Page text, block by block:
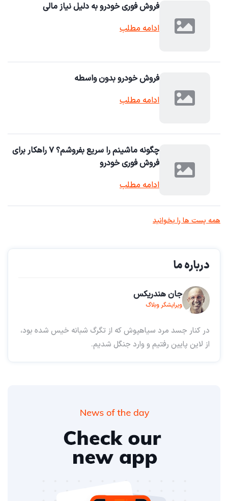
فروش فوری خودرو به دلیل نیاز مالی
ادامه مطلب
فروش خودرو بدون واسطه
ادامه مطلب
چگونه ماشینم را سریع بفروشم؟ ۷ راهکار برای
فروش فوری خودرو
ادامه مطلب
همه پست ها را بخوانید
درباره ما
جان هندریکس
ویرایشگر وبلاگ
در کنار جسد مرد سیاهپوش که از تگرگ شبانه خیس شده بود،
از لاین پایین رفتیم و وارد جنگل شدیم.